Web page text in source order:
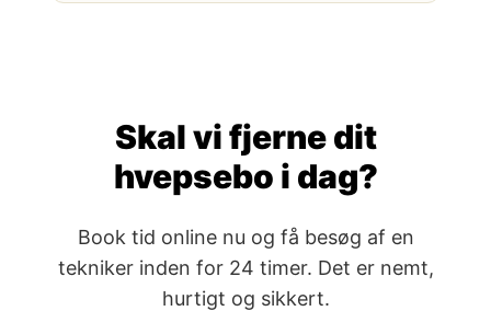
Skal vi fjerne dit
hvepsebo i dag?
Book tid online nu og få besøg af en
tekniker inden for 24 timer. Det er nemt,
hurtigt og sikkert.